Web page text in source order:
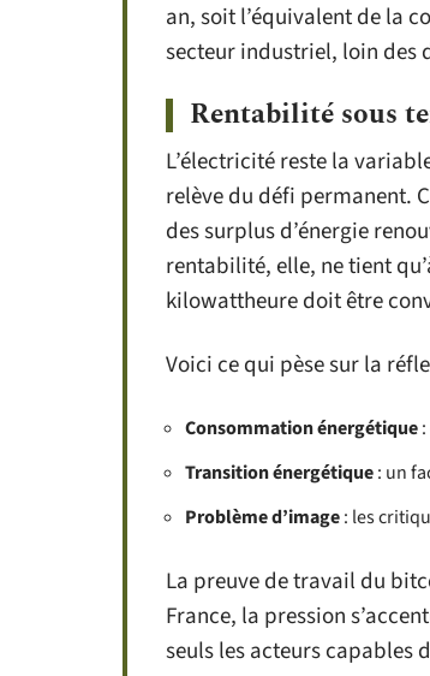
an, soit l’équivalent de la
secteur industriel, loin des
Rentabilité sous
L’électricité reste la
relève du défi permanent.
des surplus d’énergie
rentabilité, elle, ne tient
kilowattheure doit être
Voici ce qui pèse sur la
Consommation énergétique
Transition énergétique: un
Problème d’image: les
La preuve de travail du
France, la pression
seuls les acteurs capables